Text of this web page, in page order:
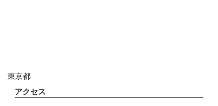
東京都
アクセス